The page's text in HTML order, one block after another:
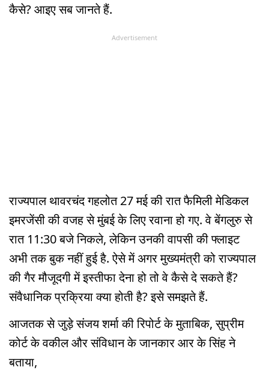
कैसे? आइए सब जानते हैं.
Advertisement
राज्यपाल थावरचंद गहलोत 27 मई की रात फैमिली मेडिकल
इमरजेंसी की वजह से मुंबई के लिए रवाना हो गए. वे बेंगलुरु से
रात 11:30 बजे निकले, लेकिन उनकी वापसी की फ्लाइट
अभी तक बुक नहीं हुई है. ऐसे में अगर मुख्यमंत्री को राज्यपाल
की गैर मौजूदगी में इस्तीफा देना हो तो वे कैसे दे सकते हैं?
संवैधानिक प्रक्रिया क्या होती है? इसे समझते हैं.
आजतक से जुड़े संजय शर्मा की रिपोर्ट के मुताबिक, सुप्रीम
कोर्ट के वकील और संविधान के जानकार आर के सिंह ने
बताया,